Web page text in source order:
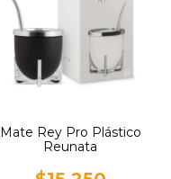
Mate Rey Pro Plástico
Reunata